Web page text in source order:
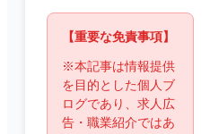
【重要な免責事項】
※本記事は情報提供
を目的とした個人ブ
ログであり、求人広
告・職業紹介ではあ